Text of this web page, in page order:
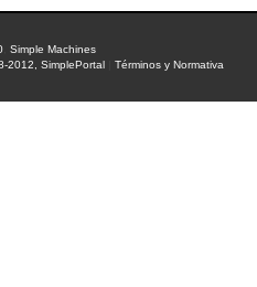
,Simple Machines
2012, SimplePortal
|Términos y Normativa